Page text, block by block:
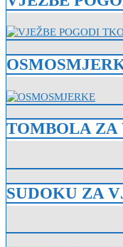
TOMBOLA ZA
SUDOKU ZA